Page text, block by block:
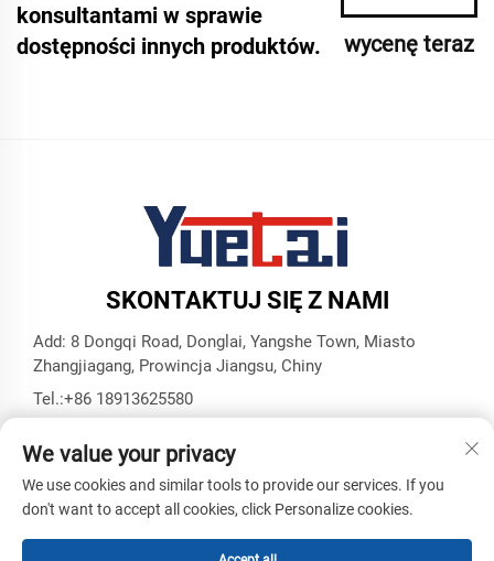
konsultantami w sprawie
dostępności innych produktów.
wycenę teraz
SKONTAKTUJ SIĘ Z NAMI
Add: 8 Dongqi Road, Donglai, Yangshe Town, Miasto
Zhangjiagang, Prowincja Jiangsu, Chiny
Tel.:+86 18913625580
Prawa autorskie © Zhangjiagang Yuetai Precision Machinery
Blog
We value your privacy
We use cookies and similar tools to provide our services. If you
don't want to accept all cookies, click Personalize cookies.